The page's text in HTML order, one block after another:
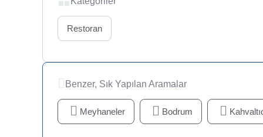
Restoran
Benzer, Sık Yapılan Aramalar
Meyhaneler Bodrum